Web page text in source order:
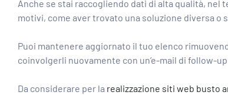
Anche se stai raccogliendo dati di alta qualità,
motivi, come aver trovato una soluzione diversa o
Puoi mantenere aggiornato il tuo elenco
coinvolgerli nuovamente con un’e-mail di follow-
Da considerare per la realizzazione siti web busto